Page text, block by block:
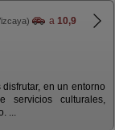
a 10,9
en un entorno
servicios culturales,
...